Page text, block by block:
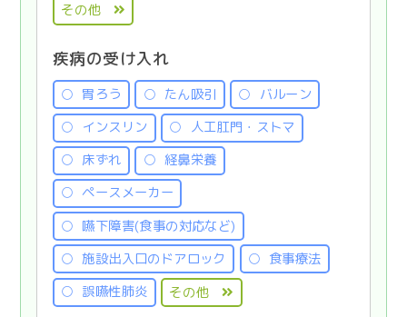
その他
疾病の受け入れ
胃ろう たん吸引
バルーン
インスリン
人工肛門・ストマ
床ずれ
経鼻栄養
ペースメーカー
嚥下障害(食事の対応など)
施設出入口のドアロック
食事療法
誤嚥性肺炎
その他